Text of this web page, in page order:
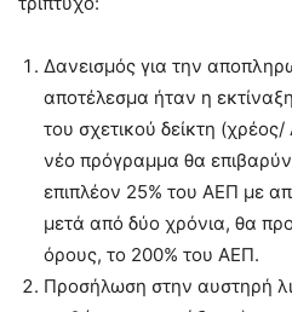
Δανεισμός για την
αποτέλεσμα ήταν η
του σχετικού δείκτη
νέο πρόγραμμα θα
επιπλέον 25% του ΑΕΠ με
μετά από δύο χρόνια, θα
όρους, το 200% του ΑΕΠ.
Προσήλωση στην αυστηρή